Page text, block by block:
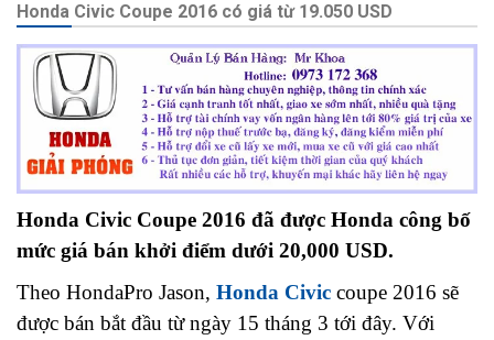
Honda Civic Coupe 2016 có giá từ 19.050 USD
Honda Civic Coupe 2016 đã được Honda công bố
mức giá bán khởi điểm dưới 20,000 USD.
Theo HondaPro Jason, Honda Civic coupe 2016 sẽ
được bán bắt đầu từ ngày 15 tháng 3 tới đây. Với